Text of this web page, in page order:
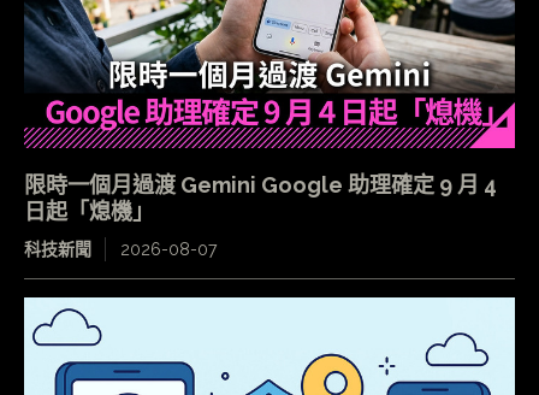
限時一個月過渡 Gemini Google 助理確定 9 月 4
日起「熄機」
科技新聞 2026-08-07